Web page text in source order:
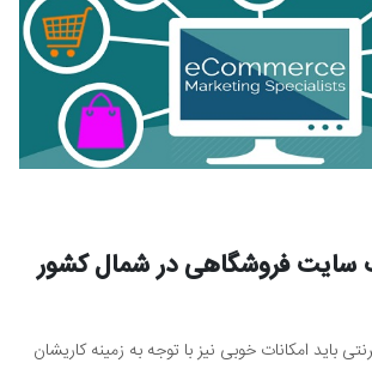
سایت فروشگاهی در شمال کشور
باید امکانات خوبی نیز با توجه به زمینه کاریشان